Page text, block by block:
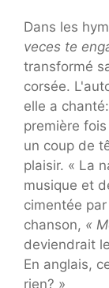
Dans les
veces te
transformé
corsée.
elle a
première
un coup de
plaisir. « La
musique et
cimentée
chanson, «
deviendrait
En anglais,
rien? »